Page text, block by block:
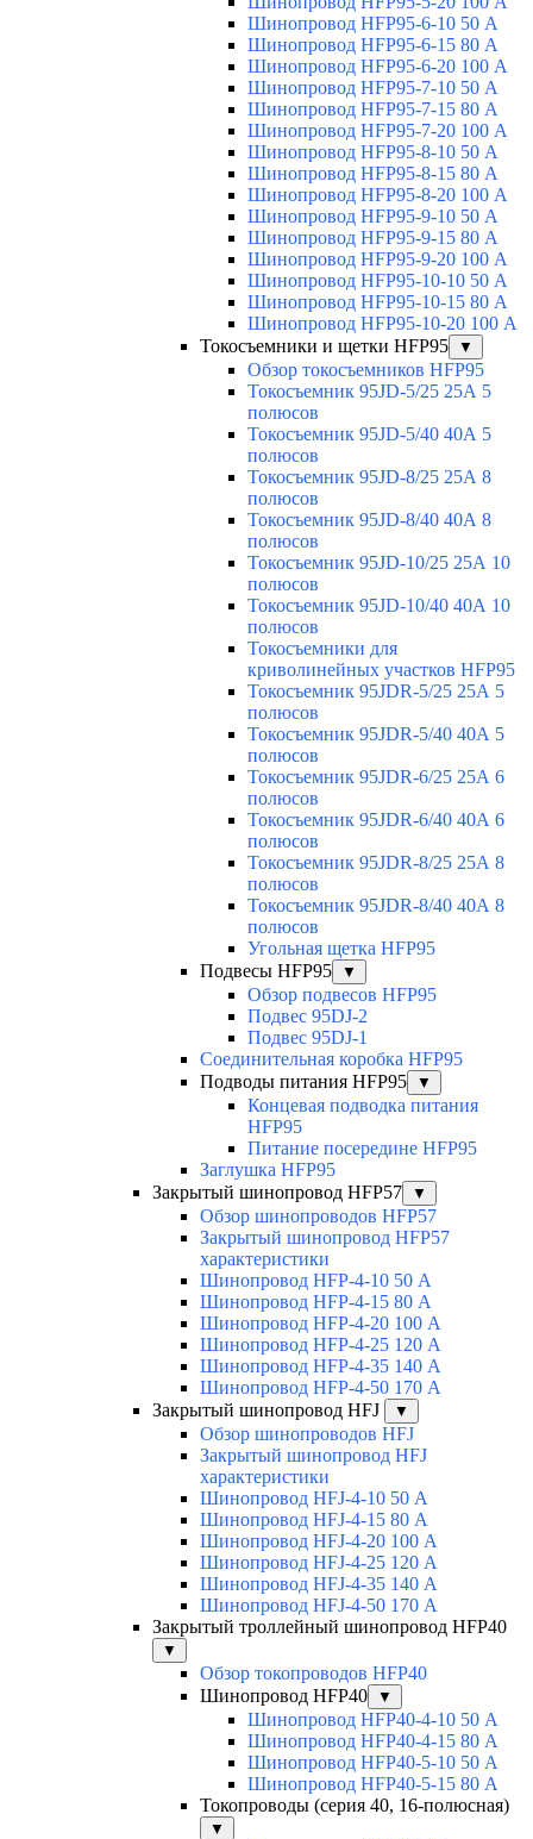
Шинопровод HFP95-6-10 50 А
Шинопровод HFP95-6-15 80 А
Шинопровод HFP95-6-20 100 А
Шинопровод HFP95-7-10 50 А
Шинопровод HFP95-7-15 80 А
Шинопровод HFP95-7-20 100 А
Шинопровод HFP95-8-10 50 А
Шинопровод HFP95-8-15 80 А
Шинопровод HFP95-8-20 100 А
Шинопровод HFP95-9-10 50 А
Шинопровод HFP95-9-15 80 А
Шинопровод HFP95-9-20 100 А
Шинопровод HFP95-10-10 50 А
Шинопровод HFP95-10-15 80 А
Шинопровод HFP95-10-20 100 А
Токосъемники и щетки HFP95
▼
Обзор токосъемников HFP95
Токосъемник 95JD-5/25 25А 5
полюсов
Токосъемник 95JD-5/40 40А 5
полюсов
Токосъемник 95JD-8/25 25А 8
полюсов
Токосъемник 95JD-8/40 40А 8
полюсов
Токосъемник 95JD-10/25 25А 10
полюсов
Токосъемник 95JD-10/40 40А 10
полюсов
Токосъемники для
криволинейных участков HFP95
Токосъемник 95JDR-5/25 25А 5
полюсов
Токосъемник 95JDR-5/40 40А 5
полюсов
Токосъемник 95JDR-6/25 25А 6
полюсов
Токосъемник 95JDR-6/40 40А 6
полюсов
Токосъемник 95JDR-8/25 25А 8
полюсов
Токосъемник 95JDR-8/40 40А 8
полюсов
Угольная щетка HFP95
Подвесы HFP95
▼
Обзор подвесов HFP95
Подвес 95DJ-2
Подвес 95DJ-1
Соединительная коробка HFP95
Подводы питания HFP95
▼
Концевая подводка питания
HFP95
Питание посередине HFP95
Заглушка HFP95
Закрытый шинопровод HFP57
▼
Обзор шинопроводов HFP57
Закрытый шинопровод HFP57
характеристики
Шинопровод HFP-4-10 50 А
Шинопровод HFP-4-15 80 А
Шинопровод HFP-4-20 100 А
Шинопровод HFP-4-25 120 А
Шинопровод HFP-4-35 140 А
Шинопровод HFP-4-50 170 А
Закрытый шинопровод HFJ
▼
Обзор шинопроводов HFJ
Закрытый шинопровод HFJ
характеристики
Шинопровод HFJ-4-10 50 А
Шинопровод HFJ-4-15 80 А
Шинопровод HFJ-4-20 100 А
Шинопровод HFJ-4-25 120 А
Шинопровод HFJ-4-35 140 А
Шинопровод HFJ-4-50 170 А
Закрытый троллейный шинопровод HFP40
▼
Обзор токопроводов HFP40
Шинопровод HFP40
▼
Шинопровод HFP40-4-10 50 А
Шинопровод HFP40-4-15 80 А
Шинопровод HFP40-5-10 50 А
Шинопровод HFP40-5-15 80 А
Токопроводы (серия 40, 16-полюсная)
▼